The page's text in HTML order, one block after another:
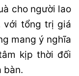
cho người lao
với tổng trị giá
mang ý nghĩa
kịp thời đối
bàn.